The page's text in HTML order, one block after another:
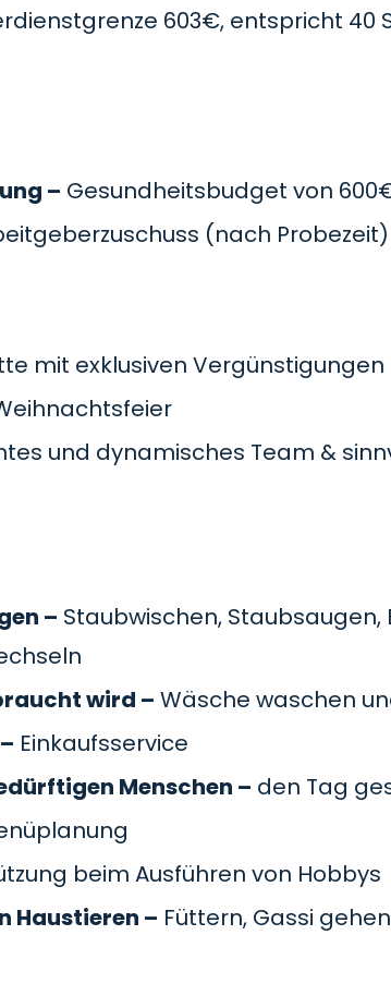
603€, entspricht 40
– Gesundheitsbudget von
(nach Probezeit)
mit exklusiven Vergünstigungen
und dynamisches Team &
– Staubwischen,
wird – Wäsche waschen
Einkaufsservice
Menschen – den Tag
beim Ausführen von Hobbys
Haustieren – Füttern, Gassi